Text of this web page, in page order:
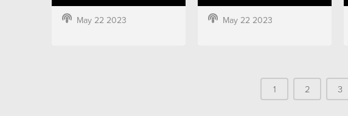
May 22 2023 May 22 2023
1 2 3